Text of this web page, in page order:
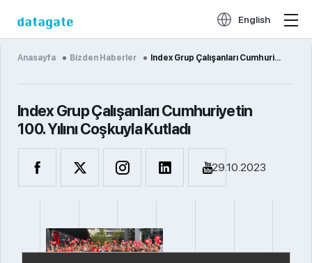
English
Anasayfa Bizden Haberler Index Grup Çalışanları Cumhuriye...
Index Grup Çalışanları Cumhuriyetin
100. Yılını Coşkuyla Kutladı
29.10.2023